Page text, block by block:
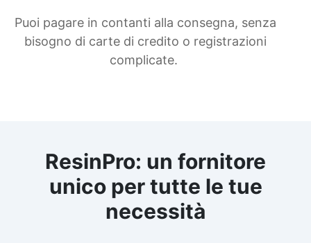
Puoi pagare in contanti alla consegna, senza
bisogno di carte di credito o registrazioni
complicate.
ResinPro: un fornitore
unico per tutte le tue
necessità